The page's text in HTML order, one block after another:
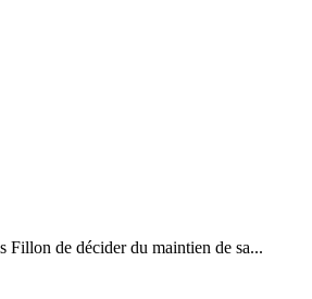
Fillon de décider du maintien de sa...